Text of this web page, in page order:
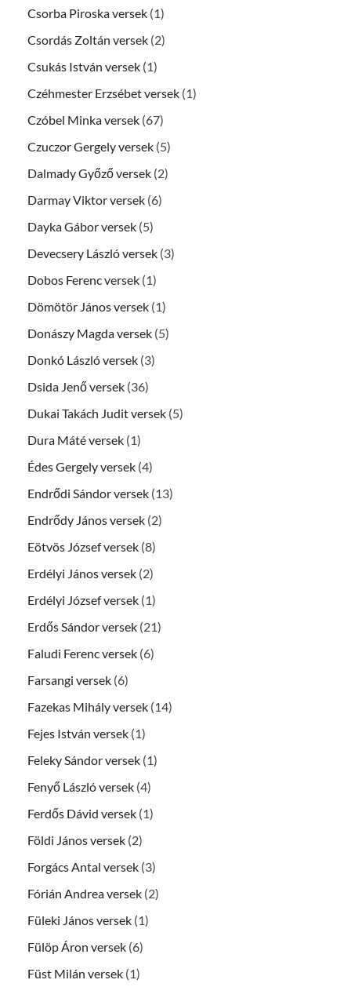
Csorba Piroska versek (1)
Csordás Zoltán versek (2)
Csukás István versek (1)
Czéhmester Erzsébet versek (1)
Czóbel Minka versek (67)
Czuczor Gergely versek (5)
Dalmady Győző versek (2)
Darmay Viktor versek (6)
Dayka Gábor versek (5)
Devecsery László versek (3)
Dobos Ferenc versek (1)
Dömötör János versek (1)
Donászy Magda versek (5)
Donkó László versek (3)
Dsida Jenő versek (36)
Dukai Takách Judit versek (5)
Dura Máté versek (1)
Édes Gergely versek (4)
Endrődi Sándor versek (13)
Endrődy János versek (2)
Eötvös József versek (8)
Erdélyi János versek (2)
Erdélyi József versek (1)
Erdős Sándor versek (21)
Faludi Ferenc versek (6)
Farsangi versek (6)
Fazekas Mihály versek (14)
Fejes István versek (1)
Feleky Sándor versek (1)
Fenyő László versek (4)
Ferdős Dávid versek (1)
Földi János versek (2)
Forgács Antal versek (3)
Fórián Andrea versek (2)
Füleki János versek (1)
Fülöp Áron versek (6)
Füst Milán versek (1)